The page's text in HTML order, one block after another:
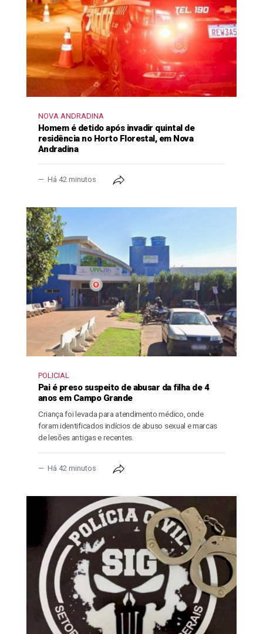
NOVA ANDRADINA
Homem é detido após invadir quintal de
residência no Horto Florestal, em Nova
Andradina
Há 42 minutos
POLICIAL
Pai é preso suspeito de abusar da filha de 4
anos em Campo Grande
Criança foi levada para atendimento médico, onde
foram identificados indícios de abuso sexual e marcas
de lesões antigas e recentes.
Há 42 minutos